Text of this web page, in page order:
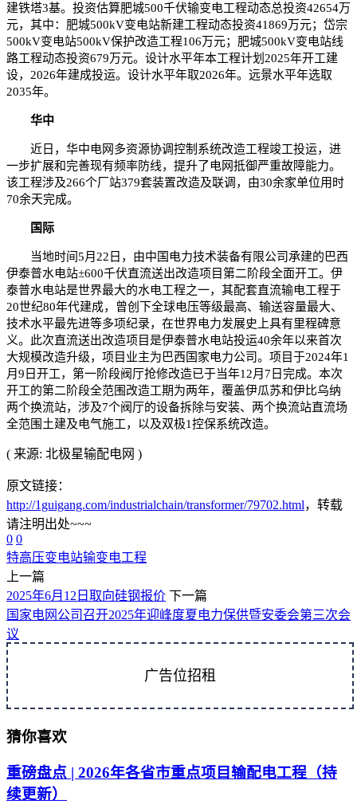
建铁塔3基。投资估算肥城500千伏输变电工程动态总投资42654万
元，其中：肥城500kV变电站新建工程动态投资41869万元；岱宗
500kV变电站500kV保护改造工程106万元；肥城500kV变电站线
路工程动态投资679万元。设计水平年本工程计划2025年开工建
设，2026年建成投运。设计水平年取2026年。远景水平年选取
2035年。
华中
近日，华中电网多资源协调控制系统改造工程竣工投运，进
一步扩展和完善现有频率防线，提升了电网抵御严重故障能力。
该工程涉及266个厂站379套装置改造及联调，由30余家单位用时
70余天完成。
国际
当地时间5月22日，由中国电力技术装备有限公司承建的巴西
伊泰普水电站±600千伏直流送出改造项目第二阶段全面开工。伊
泰普水电站是世界最大的水电工程之一，其配套直流输电工程于
20世纪80年代建成，曾创下全球电压等级最高、输送容量最大、
技术水平最先进等多项纪录，在世界电力发展史上具有里程碑意
义。此次直流送出改造项目是伊泰普水电站投运40余年以来首次
大规模改造升级，项目业主为巴西国家电力公司。项目于2024年1
月9日开工，第一阶段阀厅抢修改造已于当年12月7日完成。本次
开工的第二阶段全范围改造工期为两年，覆盖伊瓜苏和伊比乌纳
两个换流站，涉及7个阀厅的设备拆除与安装、两个换流站直流场
全范围土建及电气施工，以及双极1控保系统改造。
( 来源: 北极星输配电网 )
原文链接：
http://1guigang.com/industrialchain/transformer/79702.html，转载
请注明出处~~~
0 0
特高压变电站输变电工程
上一篇
2025年6月12日取向硅钢报价 下一篇
国家电网公司召开2025年迎峰度夏电力保供暨安委会第三次会
议
广告位招租
猜你喜欢
重磅盘点 | 2026年各省市重点项目输配电工程（持
续更新）